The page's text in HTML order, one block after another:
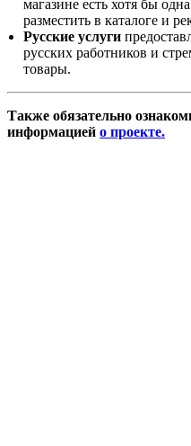
магазине есть хотя бы
разместить в каталоге и
Русские услуги
русских работников и
товары.
Также обязательно
информацией о проекте.